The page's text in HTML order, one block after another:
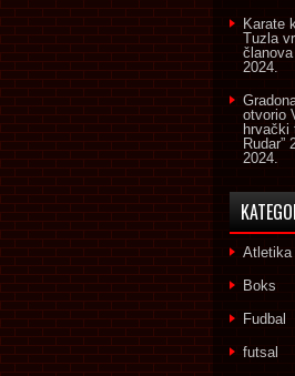
Karate
Tuzla
članova
2024.
otvorio
hrvački
Rudar”
2024.
Atletika
Boks
Fudbal
futsal